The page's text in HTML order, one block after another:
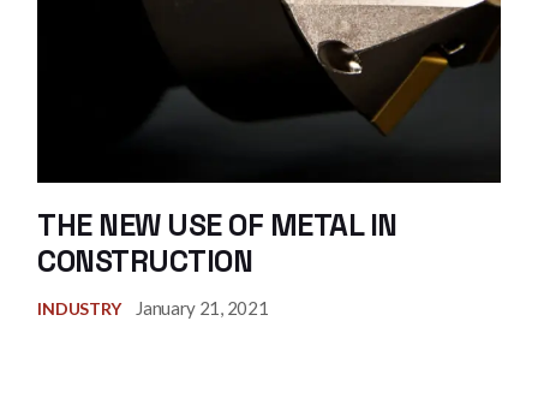
THE NEW USE OF METAL IN
CONSTRUCTION
INDUSTRY January 21, 2021